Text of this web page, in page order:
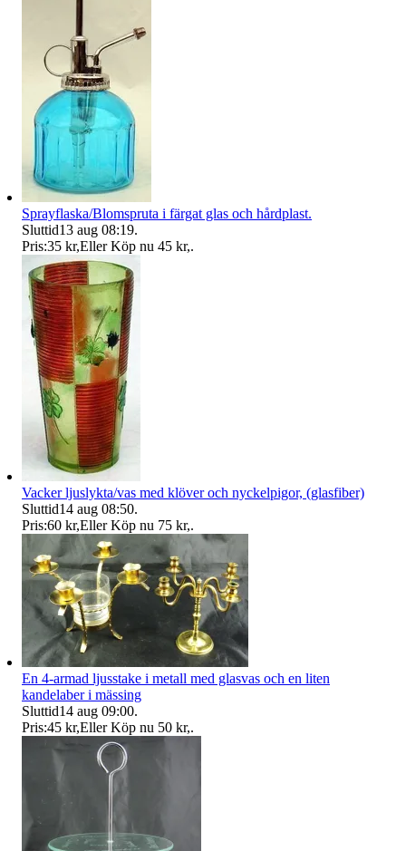
Sprayflaska/Blomspruta i färgat glas och hårdplast.
Sluttid13 aug 08:19.
Pris:35 kr,Eller Köp nu 45 kr,.
Vacker ljuslykta/vas med klöver och nyckelpigor, (glasfiber)
Sluttid14 aug 08:50.
Pris:60 kr,Eller Köp nu 75 kr,.
En 4-armad ljusstake i metall med glasvas och en liten
kandelaber i mässing
Sluttid14 aug 09:00.
Pris:45 kr,Eller Köp nu 50 kr,.